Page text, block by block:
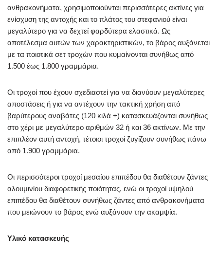
ανθρακονήματα, χρησιμοποιούνται περισσότερες ακτίνες για
ενίσχυση της αντοχής και το πλάτος του στεφανιού είναι
μεγαλύτερο για να δεχτεί φαρδύτερα ελαστικά. Ως
αποτέλεσμα αυτών των χαρακτηριστικών, το βάρος αυξάνεται
με τα ποιοτικά σετ τροχών που κυμαίνονται συνήθως από
1.500 έως 1.800 γραμμάρια.
Οι τροχοί που έχουν σχεδιαστεί για να διανύουν μεγαλύτερες
αποστάσεις ή για να αντέχουν την τακτική χρήση από
βαρύτερους αναβάτες (120 κιλά +) κατασκευάζονται συνήθως
στο χέρι με μεγαλύτερο αριθμών 32 ή και 36 ακτίνων. Με την
επιπλέον αυτή αντοχή, τέτοιοι τροχοί ζυγίζουν συνήθως πάνω
από 1.900 γραμμάρια.
Οι περισσότεροι τροχοί μεσαίου επιπέδου θα διαθέτουν ζάντες
αλουμινίου διαφορετικής ποιότητας, ενώ οι τροχοί υψηλού
επιπέδου θα διαθέτουν συνήθως ζάντες από ανθρακονήματα
που μειώνουν το βάρος ενώ αυξάνουν την ακαμψία.
Υλικό κατασκευής